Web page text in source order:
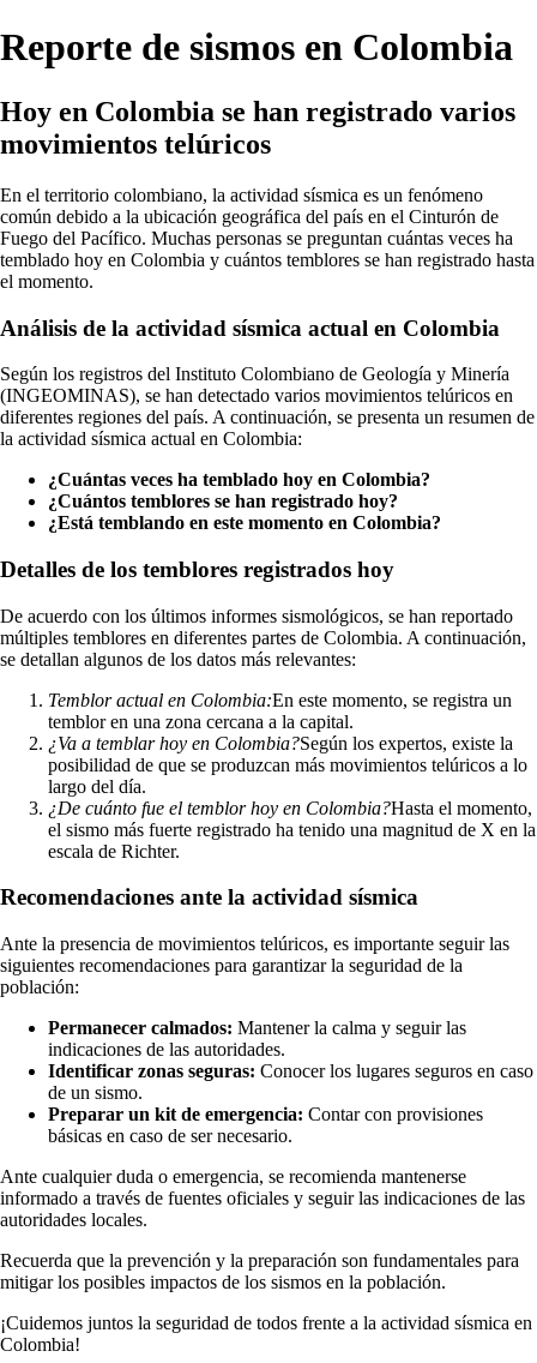
Reporte de sismos en Colombia
Hoy en Colombia se han registrado varios
movimientos telúricos
En el territorio colombiano, la actividad sísmica es un fenómeno
común debido a la ubicación geográfica del país en el Cinturón de
Fuego del Pacífico. Muchas personas se preguntan cuántas veces ha
temblado hoy en Colombia y cuántos temblores se han registrado hasta
el momento.
Análisis de la actividad sísmica actual en Colombia
Según los registros del Instituto Colombiano de Geología y Minería
(INGEOMINAS), se han detectado varios movimientos telúricos en
diferentes regiones del país. A continuación, se presenta un resumen de
la actividad sísmica actual en Colombia:
¿Cuántas veces ha temblado hoy en Colombia?
¿Cuántos temblores se han registrado hoy?
¿Está temblando en este momento en Colombia?
Detalles de los temblores registrados hoy
De acuerdo con los últimos informes sismológicos, se han reportado
múltiples temblores en diferentes partes de Colombia. A continuación,
se detallan algunos de los datos más relevantes:
Temblor actual en Colombia:En este momento, se registra un
temblor en una zona cercana a la capital.
¿Va a temblar hoy en Colombia?Según los expertos, existe la
posibilidad de que se produzcan más movimientos telúricos a lo
largo del día.
¿De cuánto fue el temblor hoy en Colombia?Hasta el momento,
el sismo más fuerte registrado ha tenido una magnitud de X en la
escala de Richter.
Recomendaciones ante la actividad sísmica
Ante la presencia de movimientos telúricos, es importante seguir las
siguientes recomendaciones para garantizar la seguridad de la
población:
Permanecer calmados: Mantener la calma y seguir las
indicaciones de las autoridades.
Identificar zonas seguras: Conocer los lugares seguros en caso
de un sismo.
Preparar un kit de emergencia: Contar con provisiones
básicas en caso de ser necesario.
Ante cualquier duda o emergencia, se recomienda mantenerse
informado a través de fuentes oficiales y seguir las indicaciones de las
autoridades locales.
Recuerda que la prevención y la preparación son fundamentales para
mitigar los posibles impactos de los sismos en la población.
¡Cuidemos juntos la seguridad de todos frente a la actividad sísmica en
Colombia!